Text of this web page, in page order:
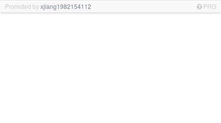
Promoted byxjiang1982154112 PRO